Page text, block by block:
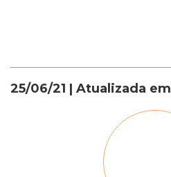
25/06/21 | Atualizada em